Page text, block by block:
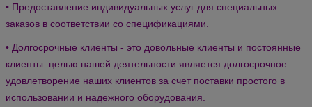
• Предоставление индивидуальных услуг для специальных
заказов в соответствии со спецификациями.
• Долгосрочные клиенты - это довольные клиенты и постоянные
клиенты: целью нашей деятельности является долгосрочное
удовлетворение наших клиентов за счет поставки простого в
использовании и надежного оборудования.